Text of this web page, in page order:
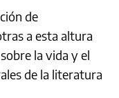
de
a esta altura
la vida y el
de la literatura